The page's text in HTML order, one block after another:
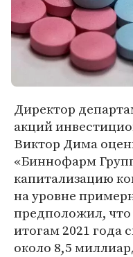
Директор
акций
Виктор Дима
«Биннофарм
капитализацию
на уровне
предположил,
итогам 2021 года
около 8,5